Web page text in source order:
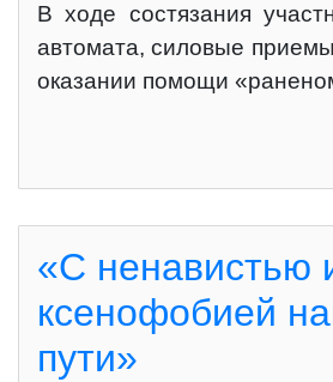
В ходе состязания
автомата, силовые
оказании помощи
«С ненавистью
ксенофобией
пути»